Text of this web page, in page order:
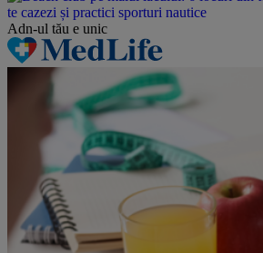
Adn-ul tău e unic